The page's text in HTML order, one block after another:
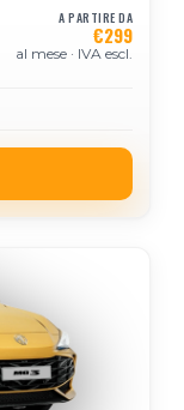
A PARTIRE DA
€299
al mese · IVA escl.